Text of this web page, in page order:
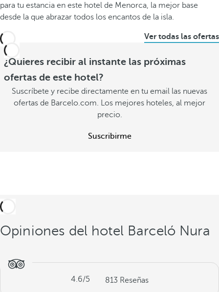
para tu estancia en este hotel de Menorca, la mejor base
desde la que abrazar todos los encantos de la isla.
Ver todas las ofertas
¿Quieres recibir al instante las próximas
ofertas de este hotel?
Suscríbete y recibe directamente en tu email las nuevas
ofertas de Barcelo.com. Los mejores hoteles, al mejor
precio.
Suscribirme
Opiniones del hotel Barceló Nura
4.6/5 813 Reseñas